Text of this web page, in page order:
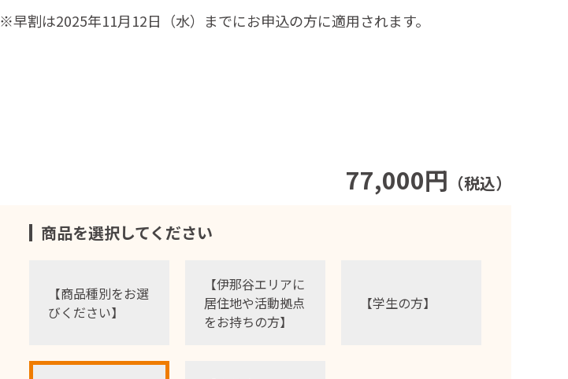
77,000円 （税込）
商品を選択してください
【商品種別をお選
びください】
【伊那谷エリアに
居住地や活動拠点
をお持ちの方】
【学生の方】
※早割は2025年11月12日（水）までにお申込の方に適用されます。